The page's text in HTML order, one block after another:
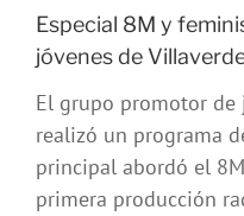
Especial 8M y
jóvenes de
El grupo promotor de
realizó un programa
principal abordó el
primera producción